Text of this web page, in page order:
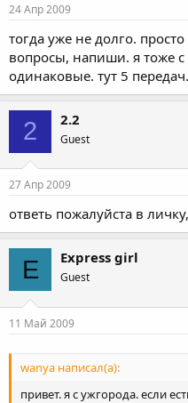
24 Апр 2009
тогда уже не долго.
вопросы, напиши. я тоже
одинаковые. тут 5 передач.
2 2.2
Guest
27 Апр 2009
ответь пожалуйста в
E Express girl
Guest
11 Май 2009
wanya написал(а):
привет. я с ужгорода. если